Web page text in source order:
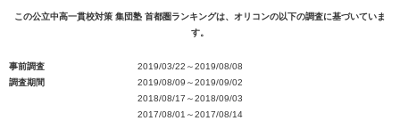
この公立中高一貫校対策 集団塾 首都圏ランキングは、オリコンの以下の調査に基づいていま
す。
事前調査
2019/03/22～2019/08/08
調査期間
2019/08/09～2019/09/02
2018/08/17～2018/09/03
2017/08/01～2017/08/14